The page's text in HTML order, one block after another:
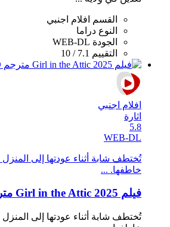
القسم
افلام اجنبي
النوع دراما
الجودة WEB-DL
التقييم 7.1 / 10
افلام اجنبي
اثارة
5.8
WEB-DL
تُختطف شابة أثناء عودتها إلى
خاطفها. ...
فيلم Girl in the Attic 2025 مترجم HD
تُختطف شابة أثناء عودتها إلى